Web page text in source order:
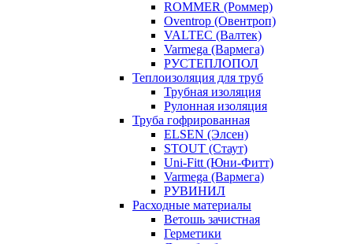
ROMMER (Роммер)
Oventrop (Овентроп)
VALTEC (Валтек)
Varmega (Вармега)
РУСТЕПЛОПОЛ
Теплоизоляция для труб
Трубная изоляция
Рулонная изоляция
Труба гофрированная
ELSEN (Элсен)
STOUT (Стаут)
Uni-Fitt (Юни-Фитт)
Varmega (Вармега)
РУВИНИЛ
Расходные материалы
Ветошь зачистная
Герметики